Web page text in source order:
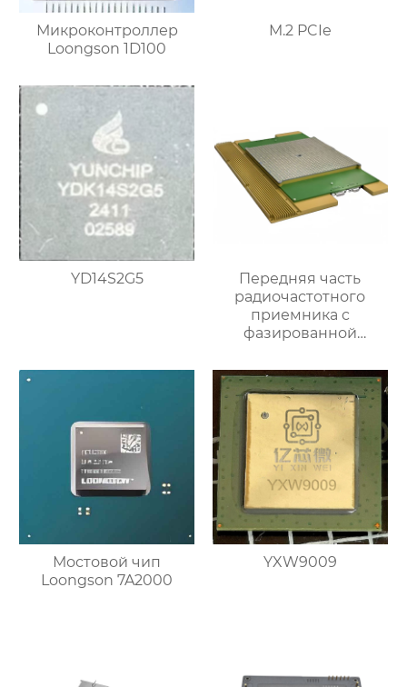
Микроконтроллер
Loongson 1D100
M.2 PCIe
YD14S2G5
Передняя часть
радиочастотного
приемника c
фазированной
диапазона
Мостовой чип
Loongson 7A2000
YXW9009